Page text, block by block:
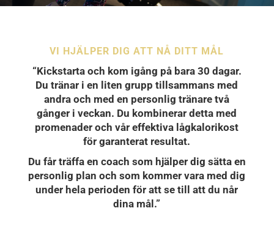
VI HJÄLPER DIG ATT NÅ DITT MÅL
“Kickstarta och kom igång på bara 30 dagar.
Du tränar i en liten grupp tillsammans med
andra och med en personlig tränare två
gånger i veckan. Du kombinerar detta med
promenader och vår effektiva lågkalorikost
för garanterat resultat.
Du får träffa en coach som hjälper dig sätta en
personlig plan och som kommer vara med dig
under hela perioden för att se till att du når
dina mål.”